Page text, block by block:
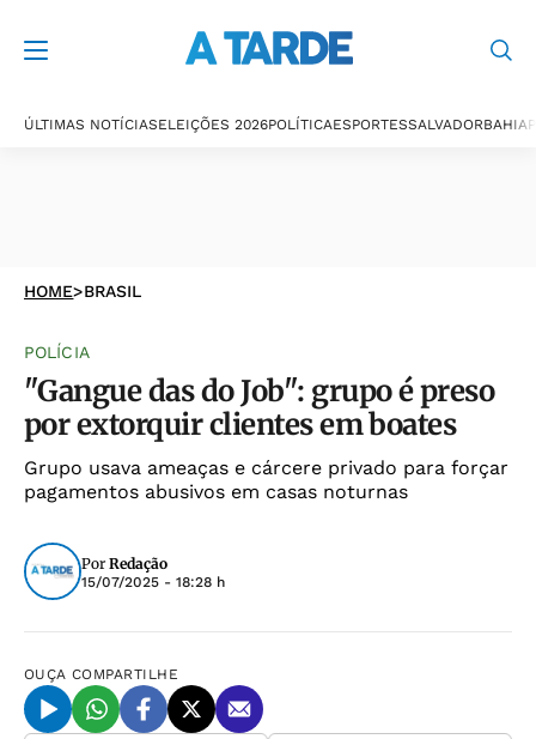
ÚLTIMAS NOTÍCIASELEIÇÕES 2026POLÍTICAESPORTESSALVADORBAHIA
HOME>BRASIL
POLÍCIA
"Gangue das do Job": grupo é preso
por extorquir clientes em boates
Grupo usava ameaças e cárcere privado para forçar
pagamentos abusivos em casas noturnas
Por Redação
15/07/2025 - 18:28 h
OUÇA COMPARTILHE